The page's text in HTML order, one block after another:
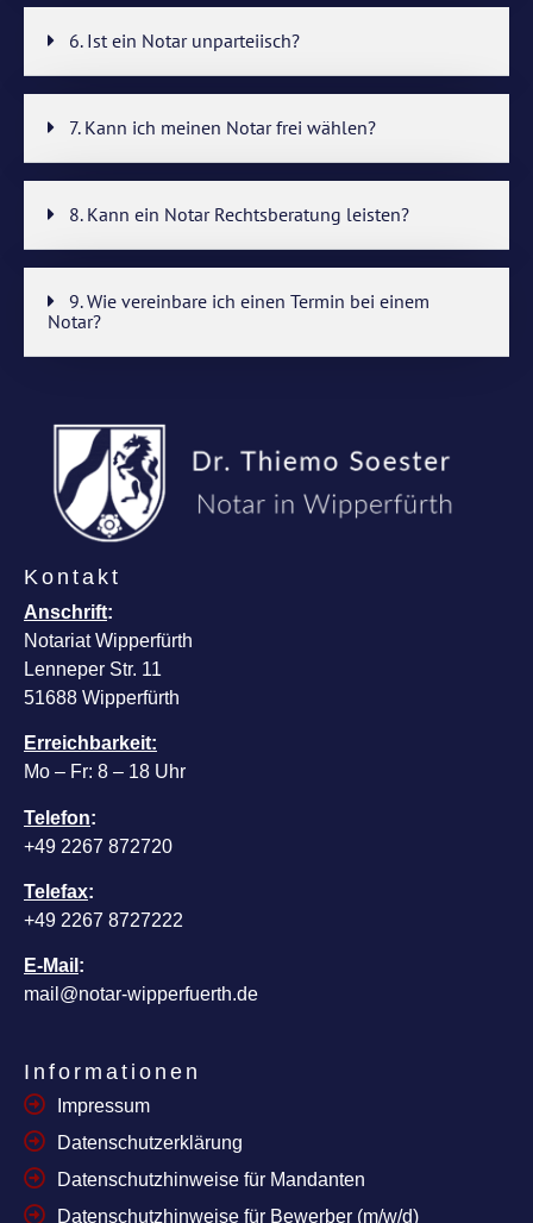
6. Ist ein Notar unparteiisch?
7. Kann ich meinen Notar frei wählen?
8. Kann ein Notar Rechtsberatung leisten?
9. Wie vereinbare ich einen Termin bei einem
Notar?
Kontakt
Anschrift:
Notariat Wipperfürth
Lenneper Str. 11
51688 Wipperfürth
Erreichbarkeit:
Mo – Fr: 8 – 18 Uhr
Telefon:
+49 2267 872720
Telefax:
+49 2267 8727222
E-Mail :
mail@notar-wipperfuerth.de
Informationen
Impressum
Datenschutzerklärung
Datenschutzhinweise für Mandanten
Datenschutzhinweise für Bewerber (m/w/d)